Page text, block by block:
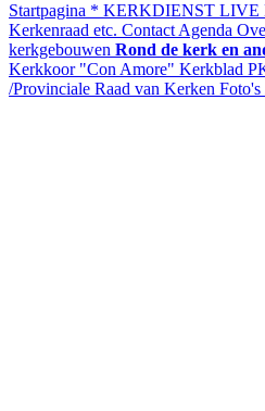
Startpagina * KERKDIENST LIVE
Kerkenraad etc. Contact Agenda
kerkgebouwen Rond de kerk en
Kerkkoor "Con Amore" Kerkblad
/Provinciale Raad van Kerken Foto's